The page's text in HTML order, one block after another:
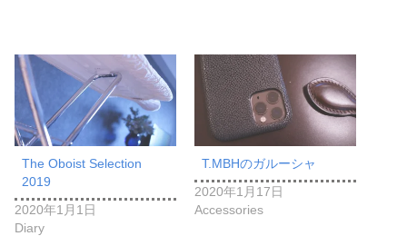
The Oboist Selection
2019
2020年1月1日
Diary
T.MBHのガルーシャ
2020年1月17日
Accessories